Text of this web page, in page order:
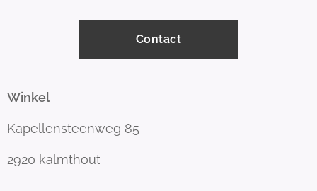
Contact
Winkel
Kapellensteenweg 85
2920 kalmthout